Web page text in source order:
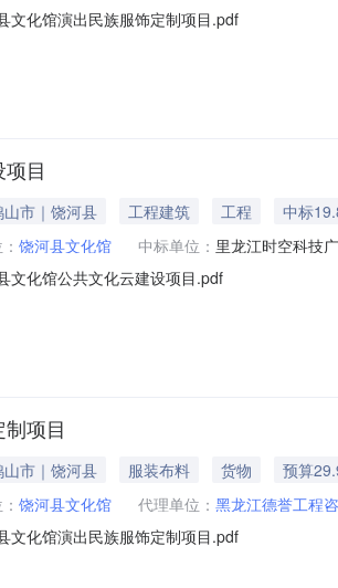
文化馆演出民族服饰定制项目.pdf
目
市｜饶河县 工程建筑 工程
中标
饶河县文化馆 中标单位： 里龙江时空科技
文化馆公共文化云建设项目.pdf
项目
市｜饶河县 服装布料 货物
预算
饶河县文化馆 代理单位： 黑龙江德誉工程
文化馆演出民族服饰定制项目.pdf